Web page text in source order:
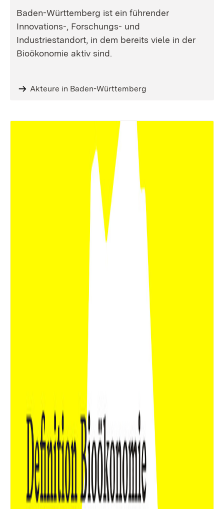
Baden-Württemberg ist ein führender
Innovations-, Forschungs- und
Industriestandort, in dem bereits viele in der
Bioökonomie aktiv sind.
Akteure in Baden-Württemberg